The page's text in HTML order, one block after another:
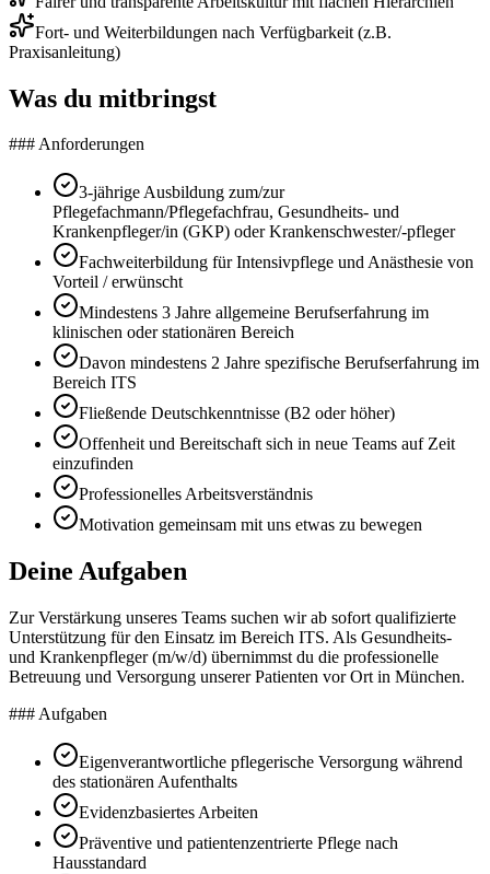
Fort- und Weiterbildungen nach Verfügbarkeit (z.B.
Praxisanleitung)
Was du mitbringst
### Anforderungen
3-jährige Ausbildung zum/zur
Pflegefachmann/Pflegefachfrau, Gesundheits- und
Krankenpfleger/in (GKP) oder Krankenschwester/-pfleger
Fachweiterbildung für Intensivpflege und Anästhesie von
Vorteil / erwünscht
Mindestens 3 Jahre allgemeine Berufserfahrung im
klinischen oder stationären Bereich
Davon mindestens 2 Jahre spezifische Berufserfahrung im
Bereich ITS
Fließende Deutschkenntnisse (B2 oder höher)
Offenheit und Bereitschaft sich in neue Teams auf Zeit
einzufinden
Professionelles Arbeitsverständnis
Motivation gemeinsam mit uns etwas zu bewegen
Deine Aufgaben
Zur Verstärkung unseres Teams suchen wir ab sofort qualifizierte
Unterstützung für den Einsatz im Bereich ITS. Als Gesundheits-
und Krankenpfleger (m/w/d) übernimmst du die professionelle
Betreuung und Versorgung unserer Patienten vor Ort in München.
### Aufgaben
Eigenverantwortliche pflegerische Versorgung während
des stationären Aufenthalts
Evidenzbasiertes Arbeiten
Präventive und patientenzentrierte Pflege nach
Hausstandard